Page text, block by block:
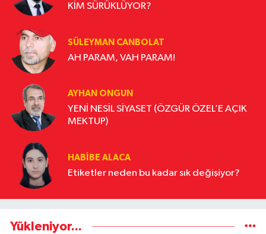
KİM SÜRÜKLÜYOR?
SÜLEYMAN CANBOLAT
AH PARAM, VAH PARAM!
AYHAN ONGUN
YENİ NESİL SİYASET (ÖZGÜR ÖZEL’E AÇIK
MEKTUP)
HABIBE ALACA
Etiketler neden bu kadar sık değişiyor?
Yükleniyor...